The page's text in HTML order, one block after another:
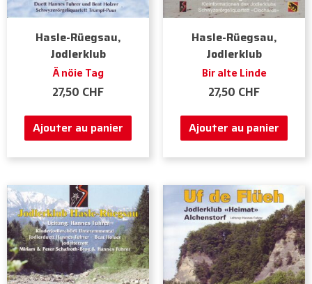
Hasle-Rüegsau,
Jodlerklub
Ä nöie Tag
27,50 CHF
Ajouter au panier
Hasle-Rüegsau,
Jodlerklub
Bir alte Linde
27,50 CHF
Ajouter au panier